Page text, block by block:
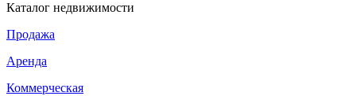
Каталог недвижимости
Продажа
Аренда
Коммерческая